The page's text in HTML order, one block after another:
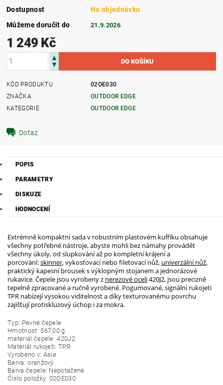
Dostupnost
Na objednávku
Můžeme doručit do
21.9.2026
1 249 Kč
KÓD PRODUKTU
02OE030
ZNAČKA
OUTDOOR EDGE
KATEGORIE
OUTDOOR EDGE
Dotaz
POPIS
PARAMETRY
DISKUZE
HODNOCENÍ
Extrémně kompaktní sada v robustním plastovém kufříku obsahuje
všechny potřebné nástroje, abyste mohli bez námahy provádět
všechny úkoly, od slupkování až po kompletní krájení a
porcování:skinner, vykosťovací nebo filetovací nůž, univerzální nůž,
praktický kapesní brousek s výklopným stojanem a jednorázové
rukavice. Čepele jsou vyrobeny z nerezové oceli420J2, jsou precizně
tepelně zpracované a ručně vyrobené. Pogumované, signální rukojeti
TPR nabízejí vysokou viditelnost a díky texturovanému povrchu
zajišťují protiskluzový úchop i za mokra.
Typ: Pevné čepele
Hmotnost: 567,00 g
materiál čepele: 420J2
Materiál rukojeti: TPR
Vyrobeno v: Asie
Barva: oranžový
Barva čepele: Nepotažené
Číslo položky: 02OE030